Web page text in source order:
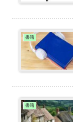
書籍
書籍